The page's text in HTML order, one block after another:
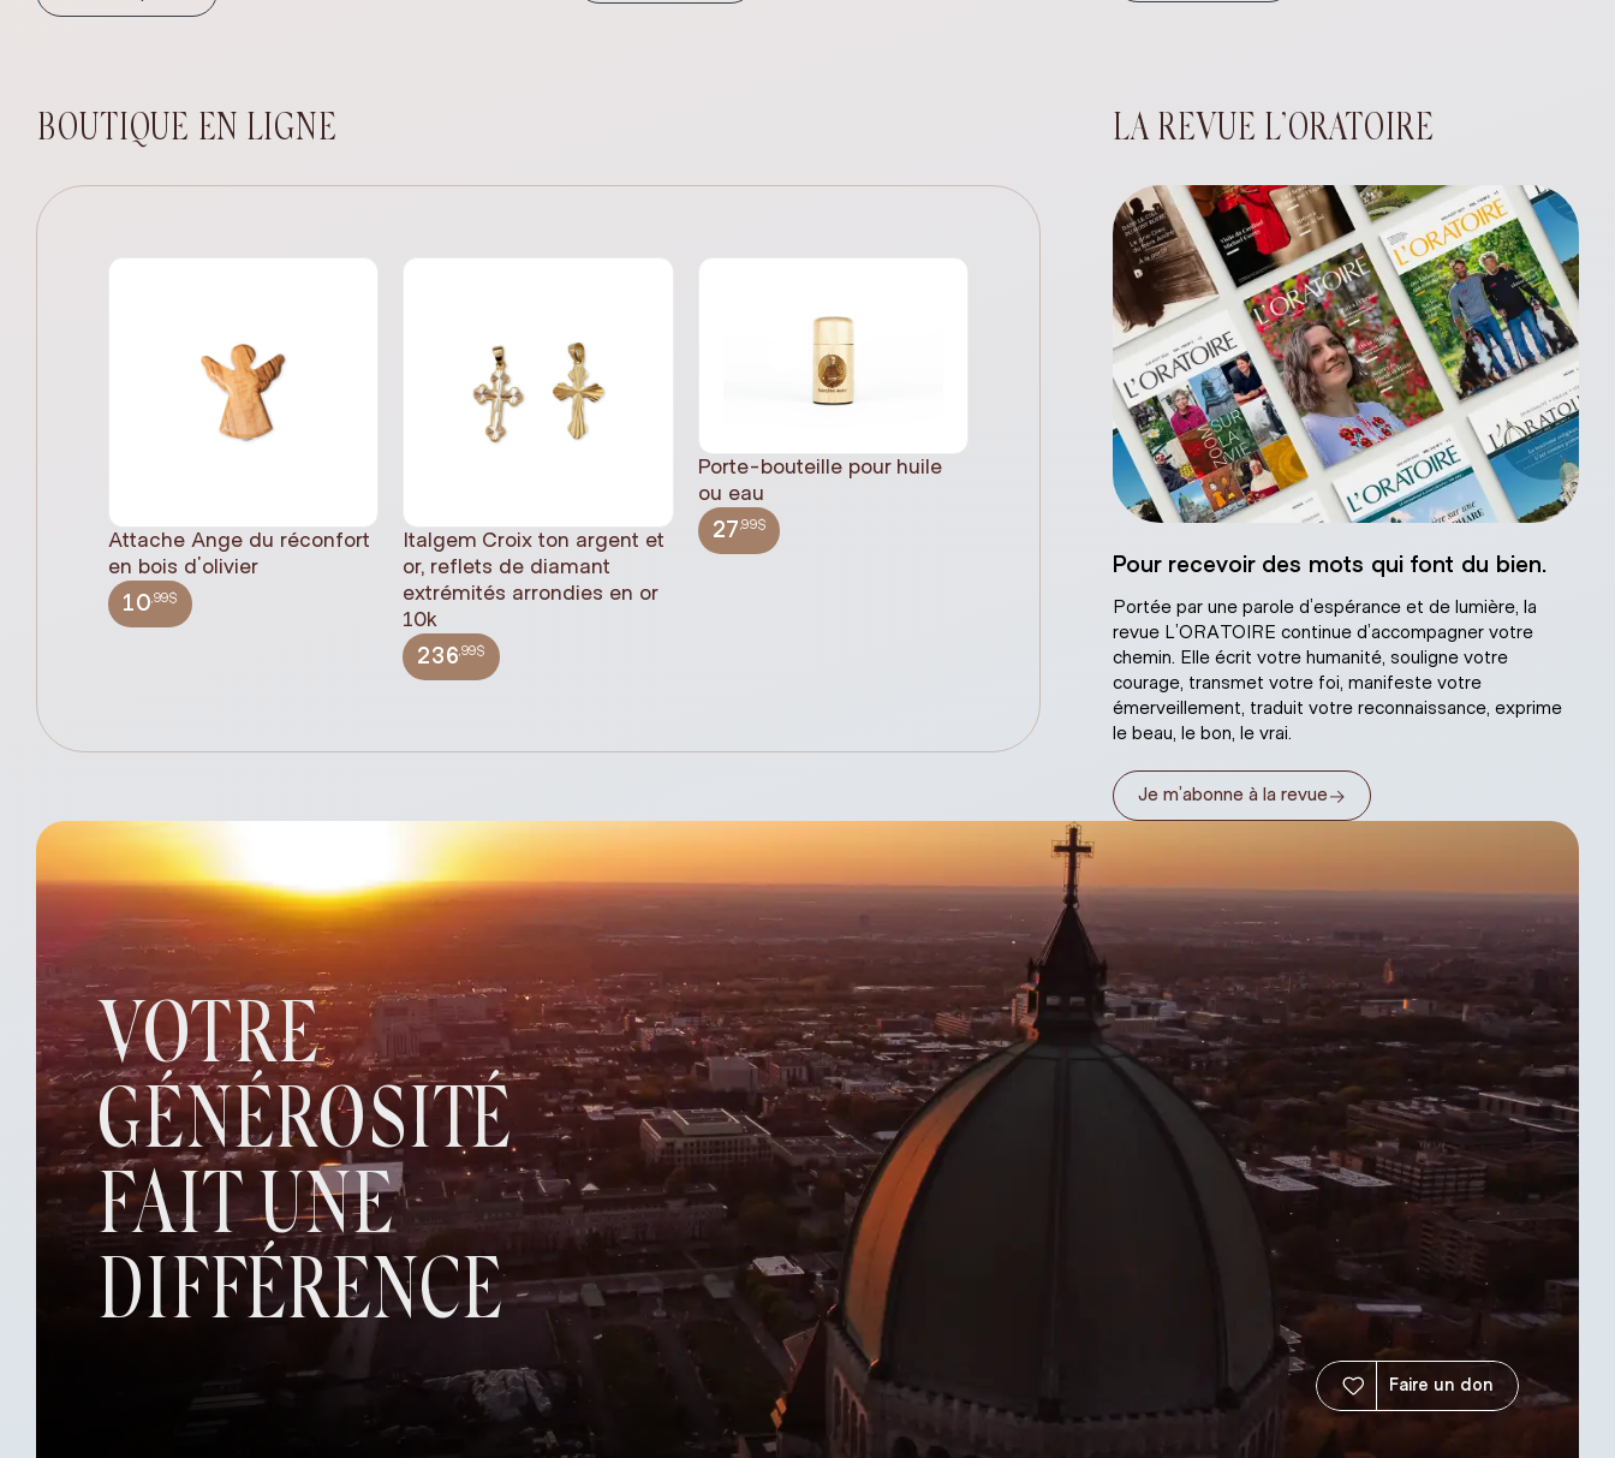
BOUTIQUE EN LIGNE
Attache Ange du réconfort
en bois d'olivier
10,99$
Italgem Croix ton argent et
or, reflets de diamant
extrémités arrondies en or
10k
236,99$
Porte-bouteille pour huile
ou eau
27 ,99$
Jésus plâtre naturel
LA REVUE L’ORATOIRE
Pour recevoir des mots qui font du bien.
Portée par une parole d’espérance et de lumière, la
revue L’ORATOIRE continue d’accompagner votre
chemin. Elle écrit votre humanité, souligne votre
courage, transmet votre foi, manifeste votre
émerveillement, traduit votre reconnaissance, exprime
le beau, le bon, le vrai.
Je m’abonne à la revue→
VOTRE
GÉNÉROSITÉ
FAIT UNE
DIFFÉRENCE
Faire un don